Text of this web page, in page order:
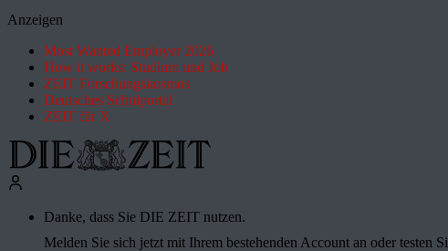
Anzeigen
Most Wanted Employer 2026
How it works: Studium und Job
ZEIT Forschungskosmos
Deutsches Schulportal
ZEIT für X
Danke, dass Sie DIE ZEIT nutzen.
Melden Sie sich jetzt mit Ihrem bestehenden Account an oder testen